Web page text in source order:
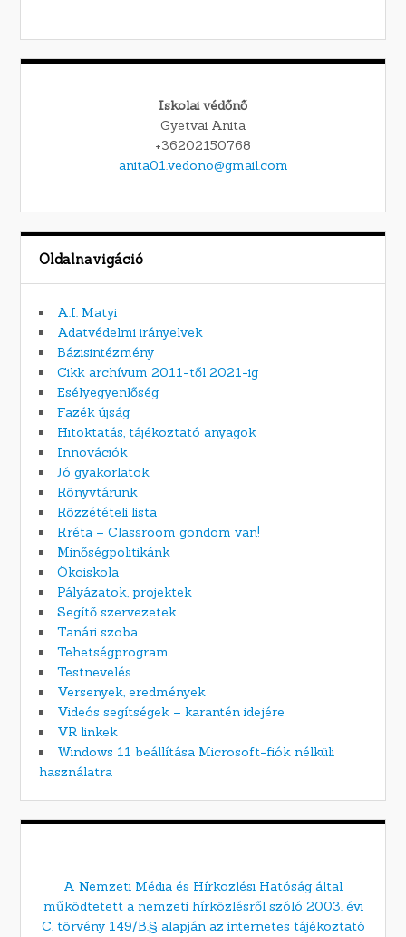
Iskolai védőnő
Gyetvai Anita
+36202150768
anita01.vedono@gmail.com
Oldalnavigáció
A.I. Matyi
Adatvédelmi irányelvek
Bázisintézmény
Cikk archívum 2011-től 2021-ig
Esélyegyenlőség
Fazék újság
Hitoktatás, tájékoztató anyagok
Innovációk
Jó gyakorlatok
Könyvtárunk
Közzétételi lista
Kréta – Classroom gondom van!
Minőségpolitikánk
Ökoiskola
Pályázatok, projektek
Segítő szervezetek
Tanári szoba
Tehetségprogram
Testnevelés
Versenyek, eredmények
Videós segítségek – karantén idejére
VR linkek
Windows 11 beállítása Microsoft-fiók nélküli
használatra
A Nemzeti Média és Hírközlési Hatóság által
működtetett a nemzeti hírközlésről szóló 2003. évi
C. törvény 149/B.§ alapján az internetes tájékoztató